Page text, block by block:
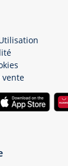
vente